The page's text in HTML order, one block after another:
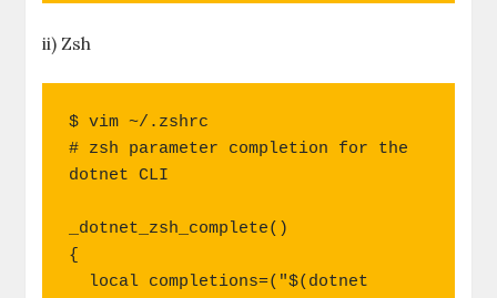
ii) Zsh
$ vim ~/.zshrc
# zsh parameter completion for the
dotnet CLI
_dotnet_zsh_complete()
{